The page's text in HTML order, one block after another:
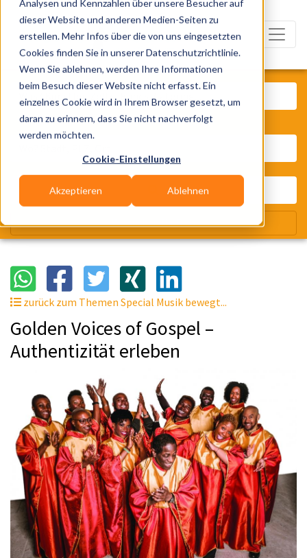
Analysen und Kennzahlen über unsere Besucher auf
dieser Website und anderen Medien-Seiten zu
erstellen. Mehr Infos über die von uns eingesetzten
Cookies finden Sie in unserer Datenschutzrichtlinie.
Wenn Sie ablehnen, werden Ihre Informationen
beim Besuch dieser Website nicht erfasst. Ein
einzelnes Cookie wird in Ihrem Browser gesetzt, um
daran zu erinnern, dass Sie nicht nachverfolgt
werden möchten.
Cookie-Einstellungen
Akzeptieren Ablehnen
zurück zum Themen Special Musik bewegt...
Golden Voices of Gospel –
Authentizität erleben
Was? Künstler, Zelte, Bands,
Wir suchen für Dich